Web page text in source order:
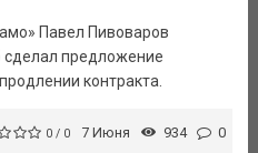
Павел Пивоваров
сделал предложение
контракта.
0 / 0 7 Июня 934 0